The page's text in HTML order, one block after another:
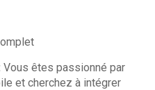
Vous êtes passionné par
et cherchez à intégrer